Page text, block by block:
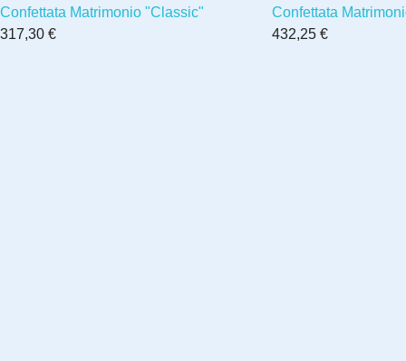
Confettata Matrimonio "Classic"
317,30 €
Confettata
432,25 €